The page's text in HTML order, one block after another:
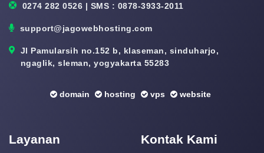
0274 282 0526 | SMS : 0878-3933-2011
support@jagowebhosting.com
Jl Pamularsih no.152 b, klaseman, sinduharjo,
ngaglik, sleman, yogyakarta 55283
domain hosting vps website
Layanan Kontak Kami